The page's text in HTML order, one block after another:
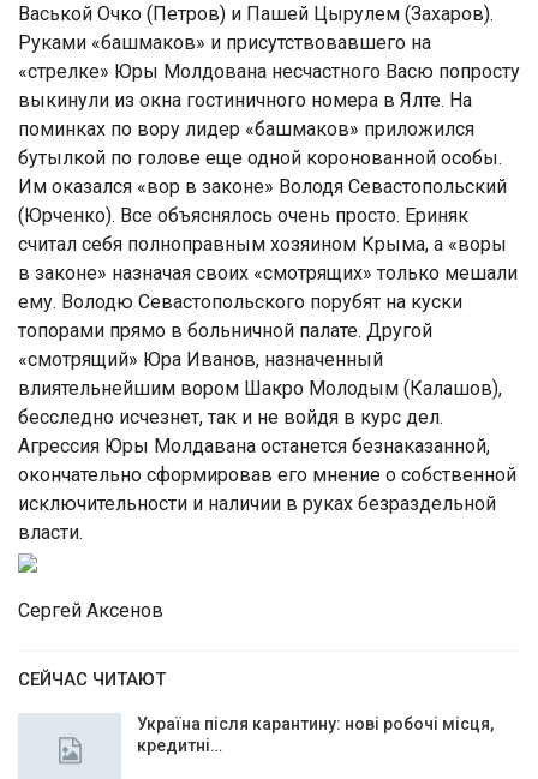
Васькой Очко (Петров) и Пашей Цырулем (Захаров).
Руками «башмаков» и присутствовавшего на
«стрелке» Юры Молдована несчастного Васю попросту
выкинули из окна гостиничного номера в Ялте. На
поминках по вору лидер «башмаков» приложился
бутылкой по голове еще одной коронованной особы.
Им оказался «вор в законе» Володя Севастопольский
(Юрченко). Все объяснялось очень просто. Ериняк
считал себя полноправным хозяином Крыма, а «воры
в законе» назначая своих «смотрящих» только мешали
ему. Володю Севастопольского порубят на куски
топорами прямо в больничной палате. Другой
«смотрящий» Юра Иванов, назначенный
влиятельнейшим вором Шакро Молодым (Калашов),
бесследно исчезнет, так и не войдя в курс дел.
Агрессия Юры Молдавана останется безнаказанной,
окончательно сформировав его мнение о собственной
исключительности и наличии в руках безраздельной
власти.
Сергей Аксенов
СЕЙЧАС ЧИТАЮТ
Україна після карантину: нові робочі місця,
кредитні…